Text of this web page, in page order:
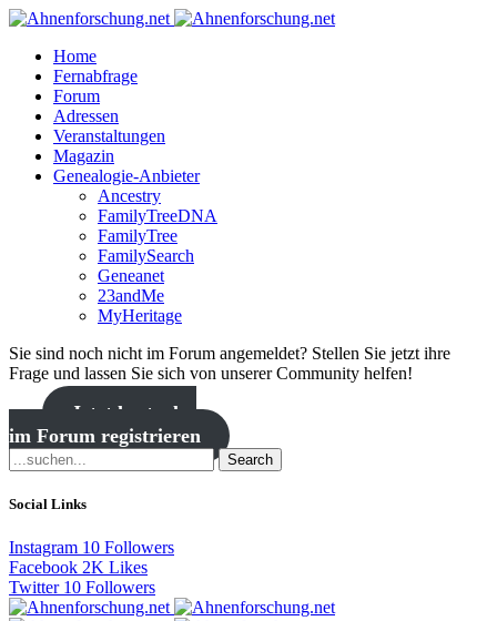
Home
Fernabfrage
Forum
Adressen
Veranstaltungen
Magazin
Genealogie-Anbieter
Ancestry
FamilyTreeDNA
FamilyTree
FamilySearch
Geneanet
23andMe
MyHeritage
Sie sind noch nicht im Forum angemeldet? Stellen Sie jetzt ihre
Frage und lassen Sie sich von unserer Community helfen!
Jetzt kostenlos
im Forum registrieren
Search
Social Links
Instagram 10 Followers
Facebook 2K Likes
Twitter 10 Followers